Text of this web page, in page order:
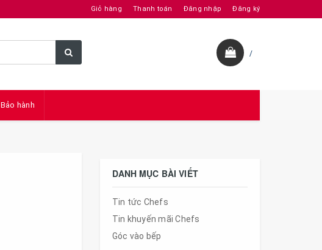
Giỏ hàng Thanh toán Đăng nhập Đăng ký
/
Bảo hành
DANH MỤC BÀI VIẾT
Tin tức Chefs
Tin khuyến mãi Chefs
Góc vào bếp